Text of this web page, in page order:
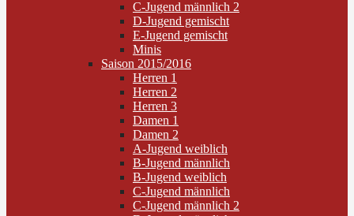
C-Jugend männlich 2
D-Jugend gemischt
E-Jugend gemischt
Minis
Saison 2015/2016
Herren 1
Herren 2
Herren 3
Damen 1
Damen 2
A-Jugend weiblich
B-Jugend männlich
B-Jugend weiblich
C-Jugend männlich
C-Jugend männlich 2